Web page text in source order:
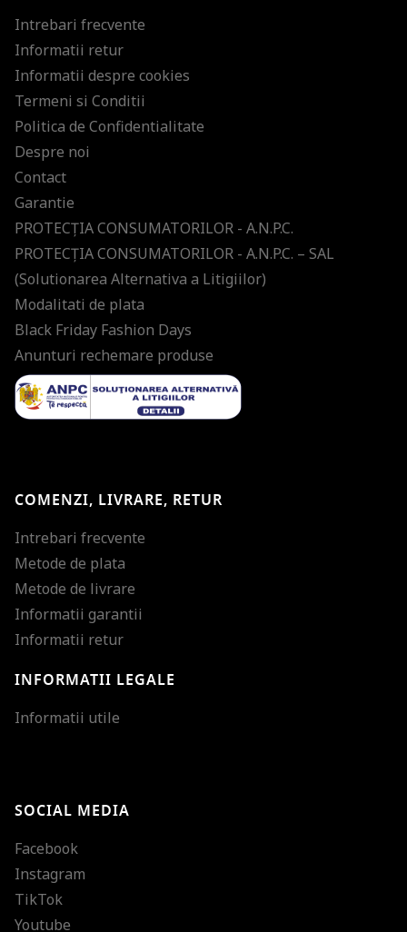
Intrebari frecvente
Informatii retur
Informatii despre cookies
Termeni si Conditii
Politica de Confidentialitate
Despre noi
Contact
Garantie
PROTECŢIA CONSUMATORILOR - A.N.P.C.
PROTECŢIA CONSUMATORILOR - A.N.P.C. – SAL
(Solutionarea Alternativa a Litigiilor)
Modalitati de plata
Black Friday Fashion Days
Anunturi rechemare produse
COMENZI, LIVRARE, RETUR
Intrebari frecvente
Metode de plata
Metode de livrare
Informatii garantii
Informatii retur
INFORMATII LEGALE
Informatii utile
SOCIAL MEDIA
Facebook
Instagram
TikTok
Youtube